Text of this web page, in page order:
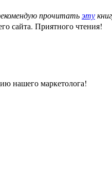
прочитатьэту
сайта. Приятного чтения!
нашего маркетолога!